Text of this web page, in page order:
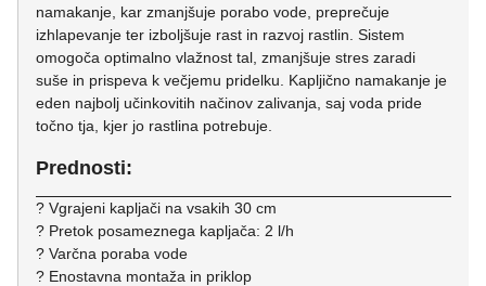
namakanje, kar zmanjšuje porabo vode, preprečuje
izhlapevanje ter izboljšuje rast in razvoj rastlin. Sistem
omogoča optimalno vlažnost tal, zmanjšuje stres zaradi
suše in prispeva k večjemu pridelku. Kapljično namakanje je
eden najbolj učinkovitih načinov zalivanja, saj voda pride
točno tja, kjer jo rastlina potrebuje.
Prednosti:
? Vgrajeni kapljači na vsakih 30 cm
? Pretok posameznega kapljača: 2 l/h
? Varčna poraba vode
? Enostavna montaža in priklop